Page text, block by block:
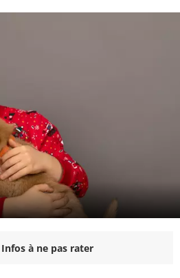
à ne pas rater